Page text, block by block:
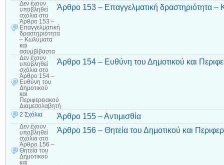
Δεν έχουν
υποβληθεί
σχόλια στο
Άρθρο 153 –
Επαγγελματική
δραστηριότητα
– Κωλύματα
και
ασυμβίβαστα
Άρθρο 153 – Επαγγελματική δραστηριότητα –
Δεν έχουν
υποβληθεί
σχόλια στο
Άρθρο 154 –
Ευθύνη του
Δημοτικού
και
Περιφερειακού
Διαμεσολαβητή
Άρθρο 154 – Ευθύνη του Δημοτικού και
2 Σχόλια Άρθρο 155 – Αντιμισθία
Δεν έχουν
υποβληθεί
σχόλια στο
Άρθρο 156 –
Θητεία του
Δημοτικού
και
Άρθρο 156 – Θητεία του Δημοτικού και